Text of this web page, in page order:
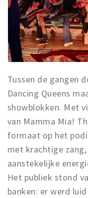
Tussen de gangen
Dancing Queens
showblokken. Met
van Mamma Mia!
formaat op het
met krachtige
aanstekelijke
Het publiek stond
banken: er werd